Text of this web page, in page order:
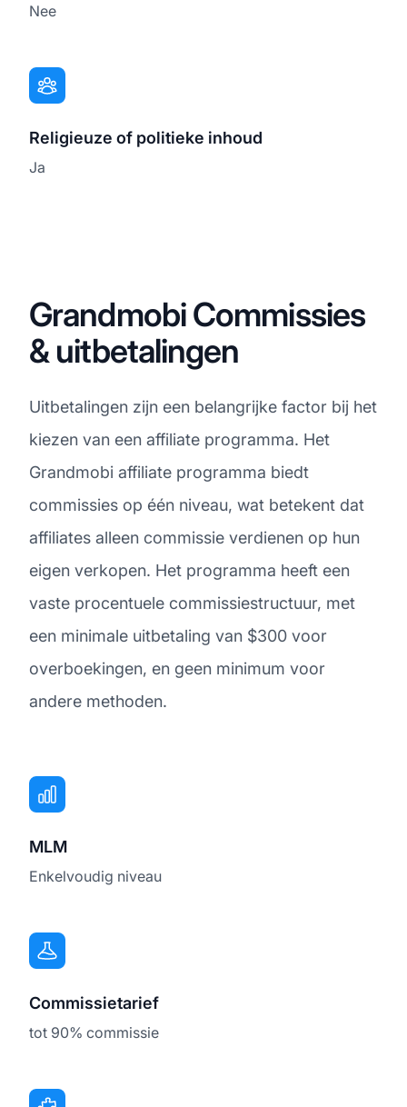
Nee
Religieuze of politieke inhoud
Ja
Grandmobi Commissies
& uitbetalingen
Uitbetalingen zijn een belangrijke factor bij het
kiezen van een affiliate programma. Het
Grandmobi affiliate programma biedt
commissies op één niveau, wat betekent dat
affiliates alleen commissie verdienen op hun
eigen verkopen. Het programma heeft een
vaste procentuele commissiestructuur, met
een minimale uitbetaling van $300 voor
overboekingen, en geen minimum voor
andere methoden.
MLM
Enkelvoudig niveau
Commissietarief
tot 90% commissie